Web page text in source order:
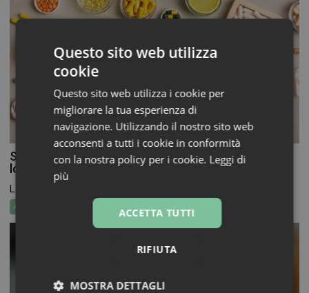
Salute funzionale, uno dei principali indicatori della
longevità
La cosiddetta “salute funzionale” è oggi considerata uno dei...
Attualità
Questo sito web utilizza
cookie
Questo sito web utilizza i cookie per
migliorare la tua esperienza di
navigazione. Utilizzando il nostro sito web
acconsenti a tutti i cookie in conformità
con la nostra policy per i cookie. Leggi di
più
ACCETTA TUTTI
RIFIUTA
MOSTRA DETTAGLI